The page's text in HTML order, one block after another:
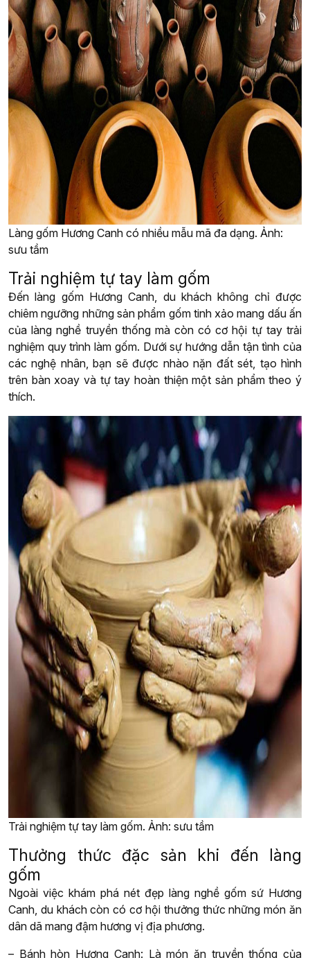
Làng gốm Hương Canh có nhiều mẫu mã đa dạng. Ảnh:
sưu tầm
Trải nghiệm tự tay làm gốm
Đến làng gốm Hương Canh, du khách không chỉ được
chiêm ngưỡng những sản phẩm gốm tinh xảo mang dấu ấn
của làng nghề truyền thống mà còn có cơ hội tự tay trải
nghiệm quy trình làm gốm. Dưới sự hướng dẫn tận tình của
các nghệ nhân, bạn sẽ được nhào nặn đất sét, tạo hình
trên bàn xoay và tự tay hoàn thiện một sản phẩm theo ý
thích.
Trải nghiệm tự tay làm gốm. Ảnh: sưu tầm
Thưởng thức đặc sản khi đến làng
gốm
Ngoài việc khám phá nét đẹp làng nghề gốm sứ Hương
Canh, du khách còn có cơ hội thưởng thức những món ăn
dân dã mang đậm hương vị địa phương.
– Bánh hòn Hương Canh: Là món ăn truyền thống của